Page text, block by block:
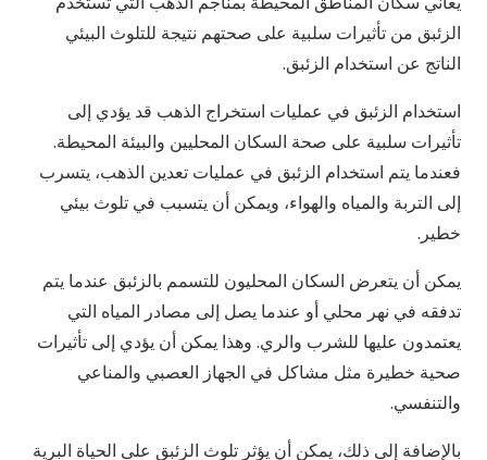
الزئبق من تأثيرات سلبية على صحتهم نتيجة للتلوث البيئي
الناتج عن استخدام الزئبق.
استخدام الزئبق في عمليات استخراج الذهب قد يؤدي إلى
تأثيرات سلبية على صحة السكان المحليين والبيئة المحيطة.
فعندما يتم استخدام الزئبق في عمليات تعدين الذهب، يتسرب
إلى التربة والمياه والهواء، ويمكن أن يتسبب في تلوث بيئي
خطير.
يمكن أن يتعرض السكان المحليون للتسمم بالزئبق عندما يتم
تدفقه في نهر محلي أو عندما يصل إلى مصادر المياه التي
يعتمدون عليها للشرب والري. وهذا يمكن أن يؤدي إلى تأثيرات
صحية خطيرة مثل مشاكل في الجهاز العصبي والمناعي
والتنفسي.
بالإضافة إلى ذلك، يمكن أن يؤثر تلوث الزئبق على الحياة البرية